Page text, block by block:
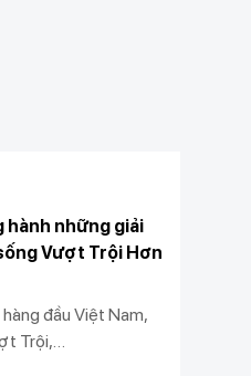
hành những giải
Vượt Trội Hơn
đầu Việt Nam,
Trội,
ngừng bứt phá trên